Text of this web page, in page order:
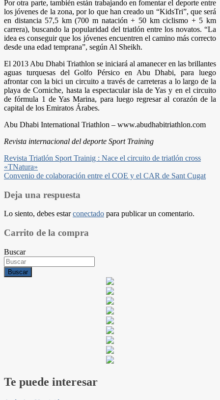
Por otra parte, también están trabajando en fomentar el deporte entre
los jóvenes de la zona, por lo que han creado un “KidsTri”, que será
en distancia 57,5 km (700 m natación + 50 km ciclismo + 5 km
carrera), buscando la popularidad del triatlón entre los novatos. “La
idea es conseguir que los jóvenes encuentren el camino más correcto
desde una edad temprana”, según Al Sheikh.
El 2013 Abu Dhabi Triathlon se iniciará al amanecer en las brillantes
aguas turquesas del Golfo Pérsico en Abu Dhabi, para luego
afrontar con la bici un circuito a través de carreteras a lo largo de la
playa de Corniche, hasta la espectacular isla de Yas y en el circuito
de fórmula 1 de Yas Marina, para luego regresar al corazón de la
capital de los Emiratos Árabes.
Abu Dhabi International Triathlon – www.abudhabitriathlon.com
Revista internacional del deporte Sport Training
Navegación
de
Revista Triatlón Sport Trainig : Nace el circuito de triatlón cross
«TNatura»
Convenio de colaboración entre el COE y el CAR de Sant Cugat
Deja una respuesta
Lo siento, debes estarconectado para publicar un comentario.
Carrito de la compra
Buscar
Buscar
Te puede interesar